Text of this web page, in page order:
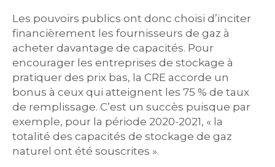
Les pouvoirs publics ont donc choisi d’inciter
financièrement les fournisseurs de gaz à
acheter davantage de capacités. Pour
encourager les entreprises de stockage à
pratiquer des prix bas, la CRE accorde un
bonus à ceux qui atteignent les 75 % de taux
de remplissage. C’est un succès puisque par
exemple, pour la période 2020-2021, « la
totalité des capacités de stockage de gaz
naturel ont été souscrites ».